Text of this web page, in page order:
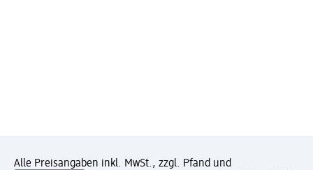
Alle Preisangaben inkl. MwSt., zzgl. Pfand und